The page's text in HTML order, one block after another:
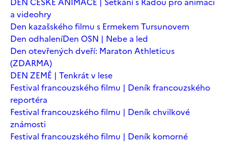
a videohry
Den kazašského filmu s Ermekem Tursunovem
Den odhaleníDen OSN | Nebe a led
Den otevřených dveří: Maraton Athleticus
(ZDARMA)
DEN ZEMĚ | Tenkrát v lese
Festival francouzského filmu | Deník francouzského
reportéra
Festival francouzského filmu | Deník chvilkové
známosti
Festival francouzského filmu | Deník komorné